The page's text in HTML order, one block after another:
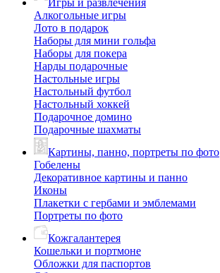
Игры и развлечения
Алкогольные игры
Лото в подарок
Наборы для мини гольфа
Наборы для покера
Нарды подарочные
Настольные игры
Настольный футбол
Настольный хоккей
Подарочное домино
Подарочные шахматы
Картины, панно, портреты по фото
Гобелены
Декоративное картины и панно
Иконы
Плакетки с гербами и эмблемами
Портреты по фото
Кожгалантерея
Кошельки и портмоне
Обложки для паспортов